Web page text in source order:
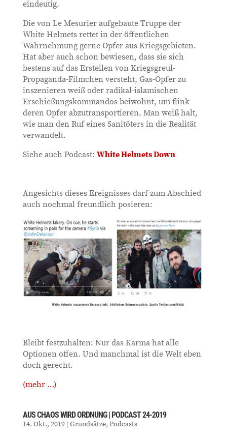
eindeutig.
Die von Le Mesurier aufgebaute Truppe der
White Helmets rettet in der öffentlichen
Wahrnehmung gerne Opfer aus Kriegsgebieten.
Hat aber auch schon bewiesen, dass sie sich
bestens auf das Erstellen von Kriegsgreul-
Propaganda-Filmchen versteht, Gas-Opfer zu
inszenieren weiß oder radikal-islamischen
Erschießungskommandos beiwohnt, um flink
deren Opfer abzutransportieren. Man weiß halt,
wie man den Ruf eines Sanitöters in die Realität
verwandelt.
Siehe auch Podcast: White Helmets Down
Angesichts dieses Ereignisses darf zum Abschied
auch nochmal freundlich posieren:
Bleibt festzuhalten: Nur das Karma hat alle
Optionen offen. Und manchmal ist die Welt eben
doch gerecht.
(mehr …)
AUS CHAOS WIRD ORDNUNG | PODCAST 24-2019
14. Okt., 2019| Grundsätze, Podcasts